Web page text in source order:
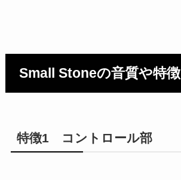
Small Stoneの音質や特徴
特徴1 コントロール部